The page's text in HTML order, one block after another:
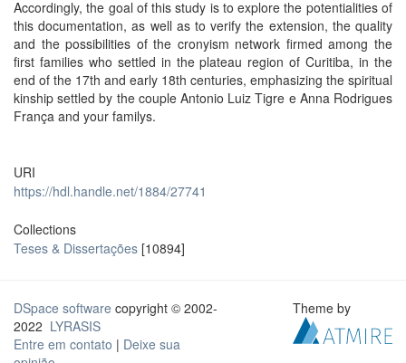
Accordingly, the goal of this study is to explore the potentialities of
this documentation, as well as to verify the extension, the quality
and the possibilities of the cronyism network firmed among the
first families who settled in the plateau region of Curitiba, in the
end of the 17th and early 18th centuries, emphasizing the spiritual
kinship settled by the couple Antonio Luiz Tigre e Anna Rodrigues
França and your familys.
URI
https://hdl.handle.net/1884/27741
Collections
Teses & Dissertações [10894]
DSpace software copyright © 2002-
2022 LYRASIS
Entre em contato | Deixe sua
Theme by